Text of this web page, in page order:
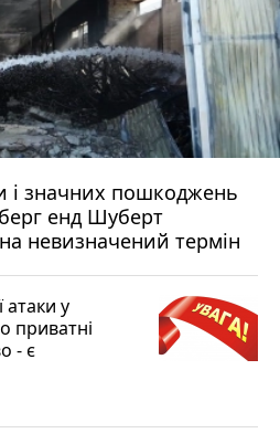
і значних пошкоджень
енд Шуберт
невизначений термін
атаки у
приватні
- є